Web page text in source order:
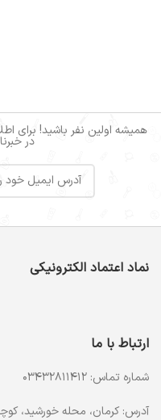
همیشه اولین نفر باشید! برای
در
نماد اعتماد الکترونیکی
ارتباط با ما
شماره تماس: 03432811412
آدرس: کرمان، محله خورشید، کوچه جانباز 4، کوچه شرقی 1،